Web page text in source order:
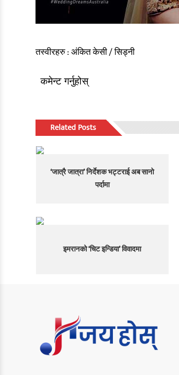
तस्वीरहरु : अंकित केसी / सिड्नी
कमेन्ट गर्नुहोस्
Related Posts
‘जात्रै जात्रा’ निर्देशक भट्टराई अब सानो
पर्दामा
इमरानको ‘चिट इन्डिया’ विवादमा